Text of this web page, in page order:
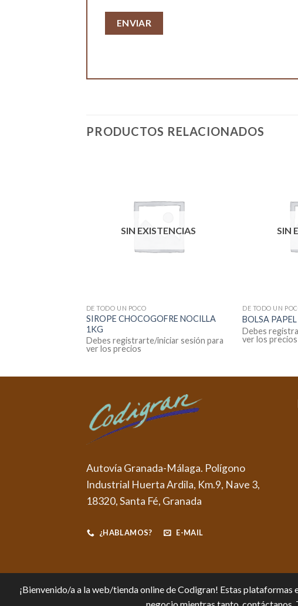
PRODUCTOS RELACIONADOS
SIN EXISTENCIAS
DE TODO UN POCO
SIROPE CHOCOGOFRE NOCILLA
1KG
Debes registrarte/iniciar sesión para
ver los precios
SIN
DE TODO UN
BOLSA
Debes
ver los precios
Autovía Granada-Málaga. Polígono
Industrial Huerta Ardila, Km.9, Nave 3,
18320, Santa Fé, Granada
¿HABLAMOS? E-MAIL
¡Bienvenido/a a la web/tienda online de Codigran! Estas